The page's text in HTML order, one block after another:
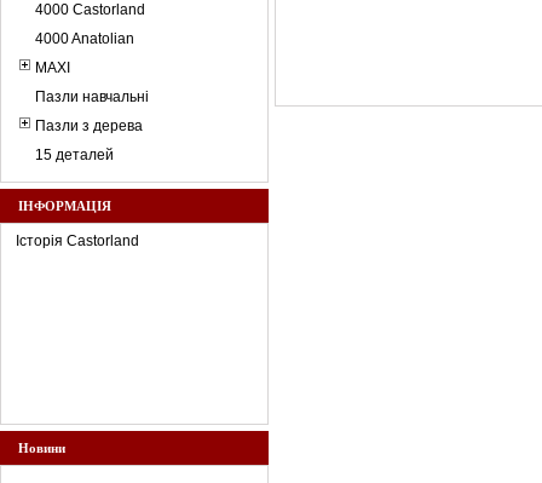
4000 Castorland
4000 Anatolian
MAXI
Пазли навчальні
Пазли з дерева
15 деталей
ІНФОРМАЦІЯ
Історія Castorland
Новини